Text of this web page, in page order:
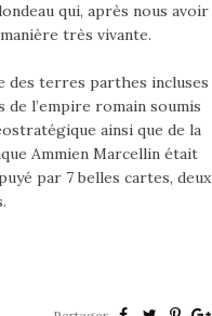
qui, après nous avoir
très vivante.
des terres parthes incluses
de l’empire romain soumis
ainsi que de la
Ammien Marcellin était
par 7 belles cartes, deux